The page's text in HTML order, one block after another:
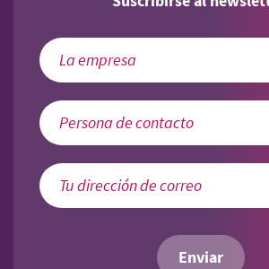
Enviar